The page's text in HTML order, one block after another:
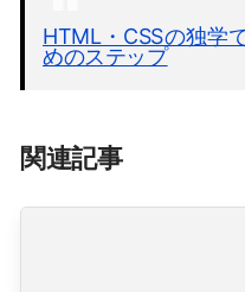
HTML・CSSの独学
めのステップ
関連記事